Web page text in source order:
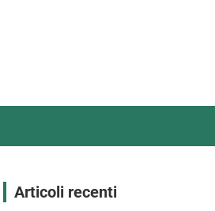
Articoli recenti